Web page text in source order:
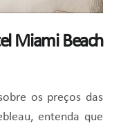
Miami Beach
os preços das
entenda que